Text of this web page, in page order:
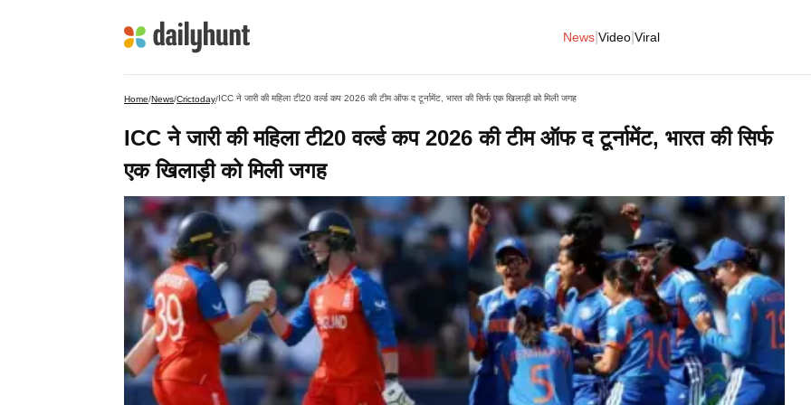
News Video Viral
Home/News/Crictoday/ICC ने जारी की महिला टी20 वर्ल्ड कप 2026 की टीम ऑफ द टूर्नामेंट, भारत की सिर्फ एक खिलाड़ी को मिली जगह
ICC ने जारी की महिला टी20 वर्ल्ड कप 2026 की टीम ऑफ द टूर्नामेंट, भारत की सिर्फ
एक खिलाड़ी को मिली जगह